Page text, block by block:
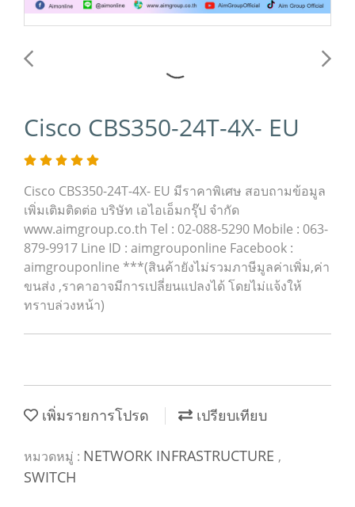
Cisco CBS350-24T-4X- EU
Cisco CBS350-24T-4X- EU มีราคาพิเศษ สอบถามข้อมูล
เพิ่มเติมติดต่อ บริษัท เอไอเอ็มกรุ๊ป จำกัด
www.aimgroup.co.th Tel : 02-088-5290 Mobile : 063-
879-9917 Line ID : aimgrouponline Facebook :
aimgrouponline ***(สินค้ายังไม่รวมภาษีมูลค่าเพิ่ม,ค่า
ขนส่ง ,ราคาอาจมีการเปลี่ยนแปลงได้ โดยไม่แจ้งให้
ทราบล่วงหน้า)
เพิ่มรายการโปรด เปรียบเทียบ
หมวดหมู่ : NETWORK INFRASTRUCTURE ,
SWITCH